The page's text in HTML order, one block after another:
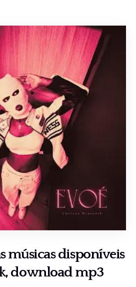
músicas disponíveis
, download mp3